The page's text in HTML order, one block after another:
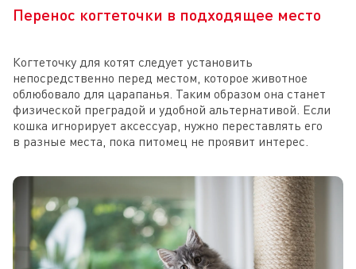
Перенос когтеточки в подходящее место
Когтеточку для котят следует установить
непосредственно перед местом, которое животное
облюбовало для царапанья. Таким образом она станет
физической преградой и удобной альтернативой. Если
кошка игнорирует аксессуар, нужно переставлять его
в разные места, пока питомец не проявит интерес.